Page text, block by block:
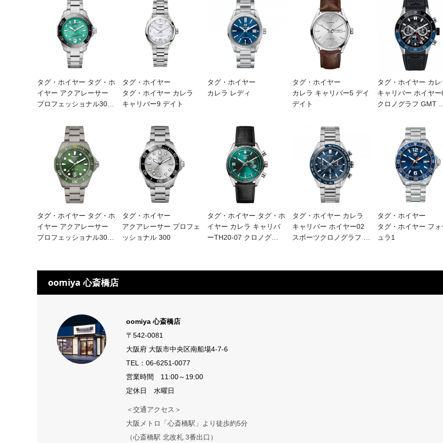
タグ・ホイヤー タグ・ホ
イヤー アクアレーサー
プロフェッショナル30…
タグ・ホイヤー
タグ・ホイヤー カレラ
キャリバー9 デイト
タグ・ホイヤー
カレラ レディ
タグ・ホイヤー
カレラ キャリバー5 デイ
デイト
タグ・ホイヤー カレ
キャリバー ホイヤー
クロノグラフ GMT
タグ・ホイヤー タグ・ホ
イヤー アクアレーサー
プロフェッショナル30…
タグ・ホイヤー
アクアレーサー プロフェ
ッショナル 300
タグ・ホイヤー タグ・ホ
イヤー カレラ キャリバ
ーTH20-07 クロノグ…
タグ・ホイヤー カレラ
キャリバー ホイヤー02
スポーツクロノグラフ
タグ・ホイヤー
タグ・ホイヤー フォ
ュラ1
oomiya 心斎橋店
oomiya 心斎橋店
〒542-0081
大阪府 大阪市中央区南船場4-7-6
TEL： 06-6251-0077
営業時間 11:00～19:00
定休日 水曜日
＜交通アクセス＞
大阪メトロ「心斎橋駅」より徒歩約5分
（心斎橋駅 北改札 3番出口）